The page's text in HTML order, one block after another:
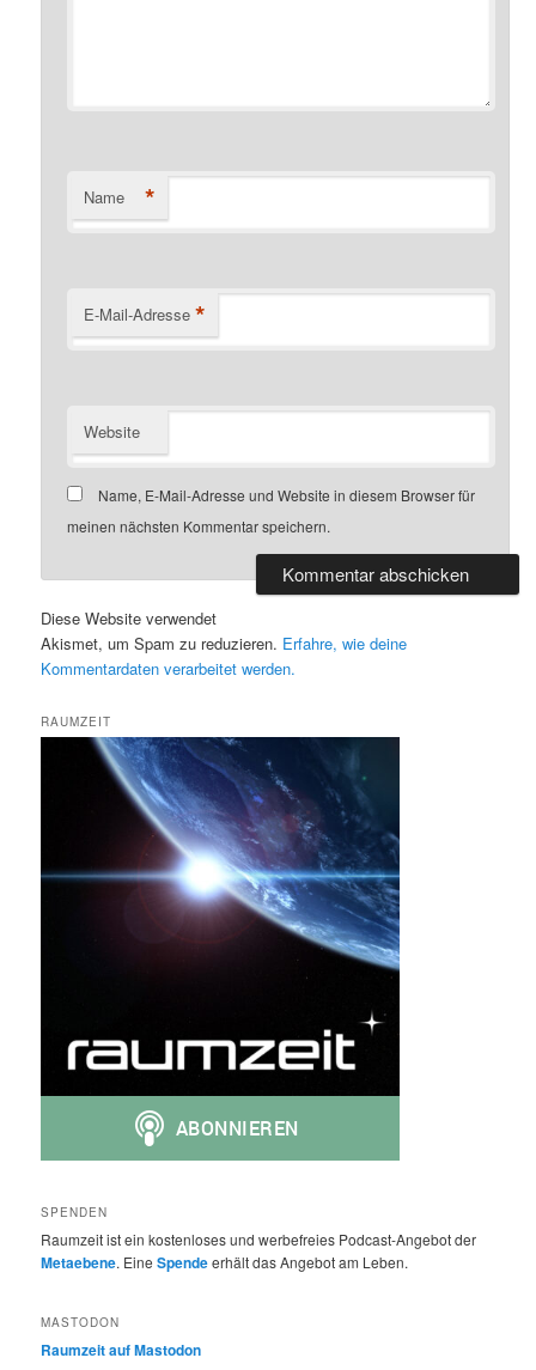
Name *
E-Mail-Adresse *
Website
Name, E-Mail-Adresse und Website in diesem Browser für
meinen nächsten Kommentar speichern.
Diese Website verwendet
Akismet, um Spam zu reduzieren. Erfahre, wie deine
Kommentardaten verarbeitet werden.
RAUMZEIT
SPENDEN
Raumzeit ist ein kostenloses und werbefreies Podcast-Angebot der
Metaebene. EineSpendeerhält das Angebot am Leben.
MASTODON
Raumzeit auf Mastodon